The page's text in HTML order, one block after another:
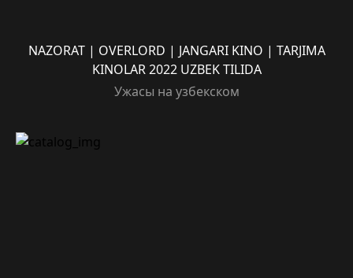
NAZORAT | OVERLORD | JANGARI KINO | TARJIMA
KINOLAR 2022 UZBEK TILIDA
Ужасы на узбекском